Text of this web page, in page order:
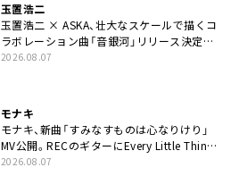
玉置浩二
玉置浩二 × ASKA、壮大なスケールで描くコ
ラボレーション曲「音銀河」リリース決定。
カップリングには新曲「命の宿り」収録も
2026.08.07
モナキ
モナキ、新曲「すみなすものは心なりけり」
MV公開。RECのギターにEvery Little Thing・
伊藤一朗参加も
2026.08.07